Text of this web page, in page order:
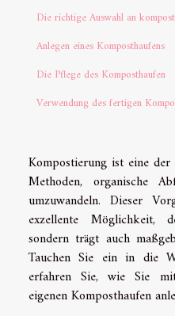
Die richtige Auswahl an
Anlegen eines Komposthaufens
Die Pflege des Komposthaufen
Verwendung des fertigen
Kompostierung ist eine
Methoden, organische
umzuwandeln. Dieser
exzellente Möglichkeit,
sondern trägt auch
Tauchen Sie ein in die
erfahren Sie, wie Sie
eigenen Komposthaufen